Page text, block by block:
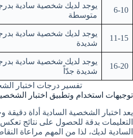
6-10
يوجد لديك شخصية سادية
متوسطة
11-15
يوجد لديك شخصية سادية
شديدة
16-20
يوجد لديك شخصية سادية
شديدة جدّاً
تفسير درجات اختبار
توجيهات استخدام وتطبيق اختبار
يعد اختبار الشخصية السادية أداة
التعليمات بدقة للحصول على نتائج
السادية لديك، لذا من المهم مراعاة